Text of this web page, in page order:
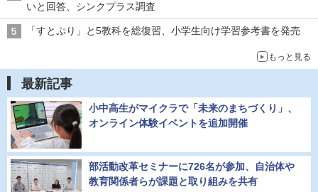
いと回答、シンクプラス調査
「すとぷり」と5教科を総復習、小学生向け学習参考書を発売
もっと見る
最新記事
小中高生がマイクラで「未来のまちづくり」、
オンライン体験イベントを追加開催
部活動改革セミナーに726名が参加、自治体や
教育関係者らが課題と取り組みを共有